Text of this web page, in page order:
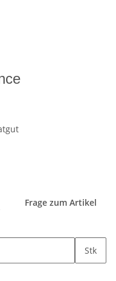
Frage zum Artikel
Stk